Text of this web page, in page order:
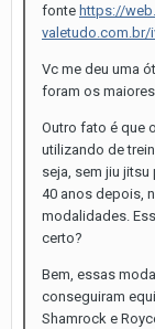
fonte https://
valetudo.com.br/
Vc me deu uma
foram os
Outro fato é que
utilizando de
seja, sem jiu
40 anos depois,
modalidades.
certo?
Bem, essas
conseguiram
Shamrock e